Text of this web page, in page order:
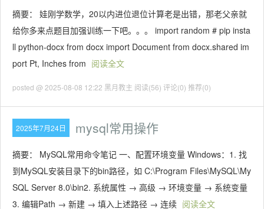
摘要： 娃刚学数学，20以内进位退位计算老是出错，那老父亲就
给你多来点题目加强训练一下吧。。。 import random # pip insta
ll python-docx from docx import Document from docx.shared im
port Pt, Inches from 阅读全文
posted @ 2025-08-08 12:22 黑月教主 阅读(56) 评论(0) 推荐(0)
2025年7月24日 mysql常用操作
摘要： MySQL常用命令笔记 一、配置环境变量 Windows：1. 找
到MySQL安装目录下的bin路径，如 C:\Program Files\MySQL\My
SQL Server 8.0\bin2. 系统属性 → 高级 → 环境变量 → 系统变量
3. 编辑Path → 新建 → 填入上述路径 → 连续 阅读全文